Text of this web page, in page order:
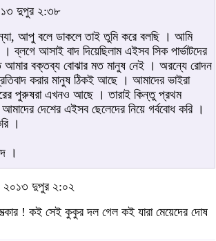
দুপুর ২:৩৮
আপু বলে ডাকলে তাই তুমি করে বলছি । আমি
ব্লগে আসাই বাদ দিয়েছিলাম এইসব সিক পার্ভাটদের
আমার বক্তব্য বোঝার মত মানুষ নেই । অরন্যে রোদন
করার মানুষ ঠিকই আছে । আমাদের ভাইরা
পুরুষরা এখনও আছে । তারাই কিন্তু প্রথম
দেশের এইসব ছেলেদের নিয়ে গর্ববোধ করি ।
।
।
২০১৩ দুপুর ২:০২
! কই সেই কুকুর দল গেল কই যারা মেয়েদের দোষ